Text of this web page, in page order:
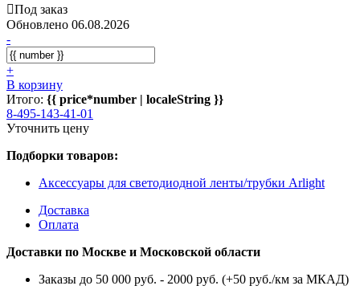
Под заказ
Обновлено 06.08.2026
-
+
В корзину
Итого: {{ price*number | localeString }}
8-495-143-41-01
Уточнить цену
Подборки товаров:
Аксессуары для светодиодной ленты/трубки Arlight
Доставка
Оплата
Доставки по Москве и Московской области
Заказы до 50 000 руб. - 2000 руб. (+50 руб./км за МКАД)